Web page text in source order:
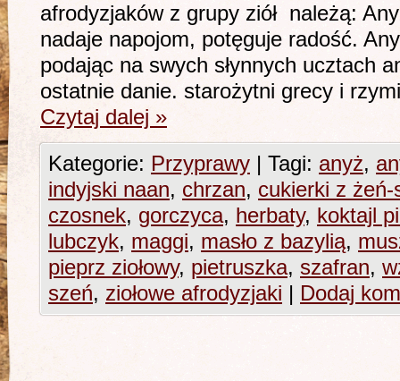
afrodyzjaków z grupy ziół należą:
nadaje napojom, potęguje radość.
podając na swych słynnych ucztach
ostatnie danie. starożytni grecy i
Czytaj dalej »
Kategorie: Przyprawy | Tagi: anyż,
indyjski naan, chrzan, cukierki z żeń-
czosnek, gorczyca, herbaty, koktajl
lubczyk, maggi, masło z bazylią,
pieprz ziołowy, pietruszka, szafran,
szeń, ziołowe afrodyzjaki | Dodaj